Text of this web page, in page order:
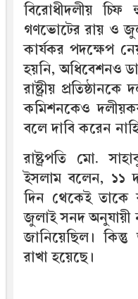
বিরোধীদলীয়
গণভোটের রায় ও
কার্যকর পদক্ষেপ
হয়নি, অধিবেশনও
রাষ্ট্রীয়
কমিশনকেও
বলে দাবি করেন
রাষ্ট্রপতি মো.
ইসলাম বলেন, ১১
দিন থেকেই তাকে
জুলাই সনদ অনুযায়ী
জানিয়েছিল।
রাখা হয়েছে।